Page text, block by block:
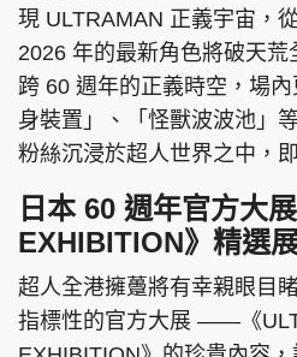
現 ULTRAMAN 正義宇宙，
2026 年的最新角色將破天
跨 60 週年的正義時空，場
身裝置」、「怪獸波波池」
粉絲沉浸於超人世界之中，
日本 60 週年官方大
EXHIBITION》精選
超人全港擁躉將有幸親眼目
指標性的官方大展 ——《